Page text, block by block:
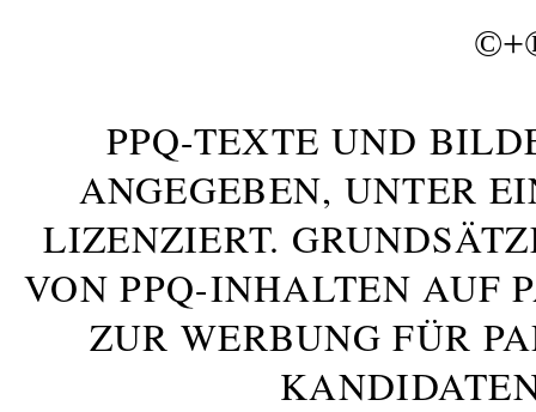
©+
PPQ-TEXTE UND
ANGEGEBEN, UNTER
LIZENZIERT.
VON PPQ-INHALTEN AUF
ZUR WERBUNG FÜR